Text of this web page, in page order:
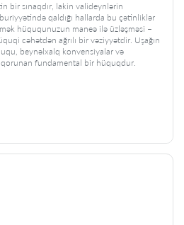
bir sınaqdır, lakin valideynlərin
qaldığı hallarda bu çətinliklər
hüququnuzun maneə ilə üzləşməsi –
cəhətdən ağrılı bir vəziyyətdir. Uşağın
beynəlxalq konvensiyalar və
fundamental bir hüquqdur.